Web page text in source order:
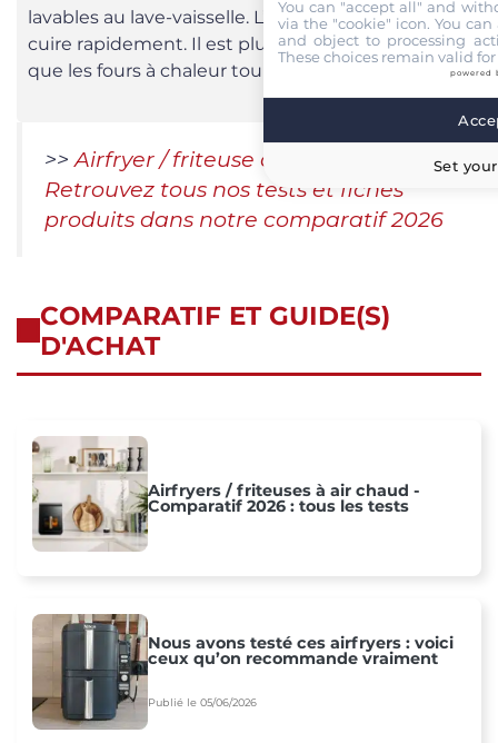
lavables au lave-vaisselle. L’airfryer permet de
cuire rapidement. Il est plus rapide, jusqu’à 75 %,
que les fours à chaleur tournante.
>>Airfryer / friteuse à air chaud :
Retrouvez tous nos tests et fiches
produits dans notre comparatif 2026
COMPARATIF ET GUIDE(S)
D'ACHAT
Airfryers / friteuses à air chaud -
Comparatif 2026 : tous les tests
Nous avons testé ces airfryers : voici
ceux qu’on recommande vraiment
Publié le 05/06/2026
You can "accept all" and
via the "cookie" icon. You
and object to processing
These choices remain valid
powered
Set